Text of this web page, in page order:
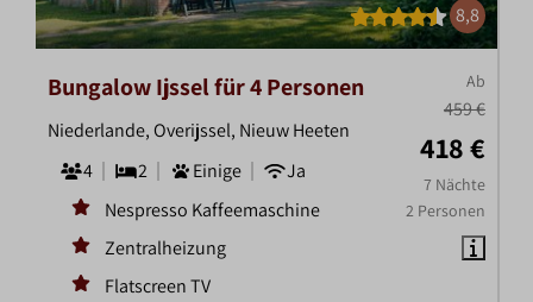
8,8
Ab
459 €
418 €
7 Nächte
2 Personen
Bungalow Ijssel für 4 Personen
Niederlande, Overijssel, Nieuw Heeten
4
2 Einige
Ja
Nespresso Kaffeemaschine
Zentralheizung
Flatscreen TV